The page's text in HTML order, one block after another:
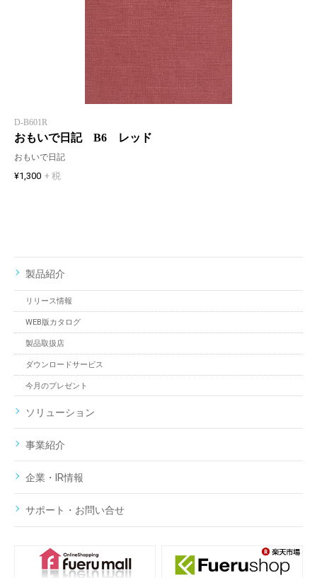
D-B601R
おもいで日記 B6 レッド
おもいで日記
¥1,300 + 税
製品紹介
リリース情報
WEB版カタログ
製品取扱店
ダウンロードサービス
今月のプレゼント
ソリューション
事業紹介
企業・IR情報
サポート・お問い合せ